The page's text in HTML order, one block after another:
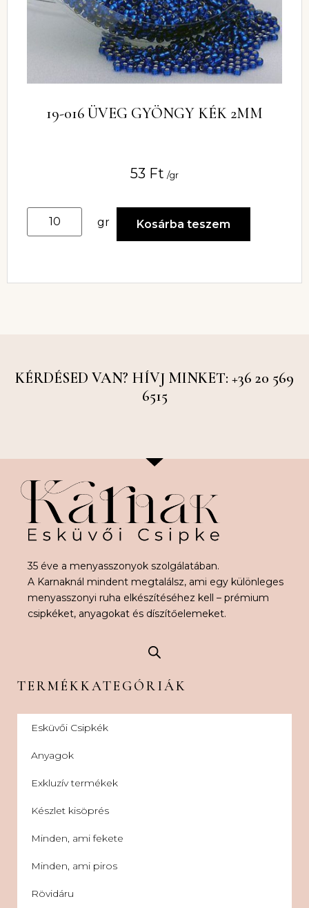
19-016 ÜVEG GYÖNGY KÉK 2MM
53 Ft /gr
gr Kosárba teszem
KÉRDÉSED VAN? HÍVJ MINKET: +36 20 569
6515
35 éve a menyasszonyok szolgálatában.
A Karnaknál mindent megtalálsz, ami egy különleges
menyasszonyi ruha elkészítéséhez kell – prémium
csipkéket, anyagokat és díszítőelemeket.
TERMÉKKATEGÓRIÁK
Esküvői Csipkék
Anyagok
Exkluzív termékek
Készlet kisöprés
Minden, ami fekete
Minden, ami piros
Rövidáru